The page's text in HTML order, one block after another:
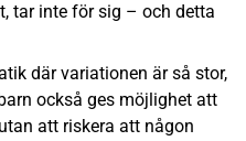
tar inte för sig – och detta
där variationen är så stor,
också ges möjlighet att
att riskera att någon